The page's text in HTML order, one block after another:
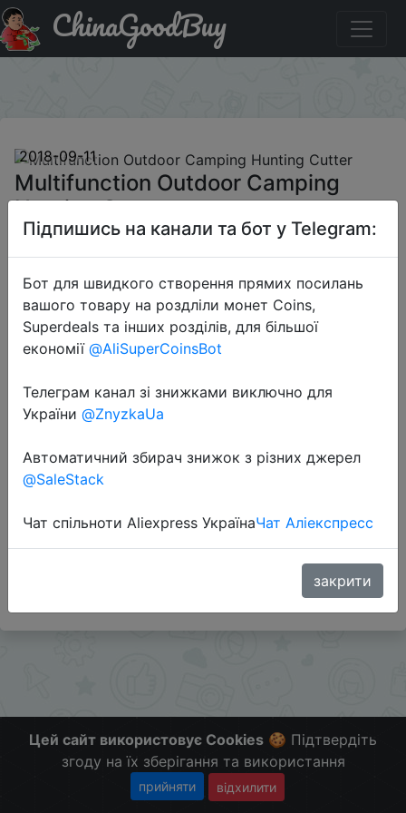
Придбати по акціи Multifunction Outdoor Camping
Hunting CutterChinaGoodBuy
2018-09-11
Multifunction Outdoor Camping
Hunting Cutter
$4.99
Sale
Слідкуйте за знижками на мобільному, в телеграм
Цей сайт використовує Cookies 🍪 Підтвердіть
згоду на їх зберігання та використання
прийняти відхилити
Підпишись на канали та бот у Telegram:
Бот для швидкого створення прямих посилань
вашого товару на роздліли монет Coins,
Superdeals та інших розділів, для більшої
економії @AliSuperCoinsBot
Телеграм канал зі знижками виключно для
України @ZnyzkaUa
Автоматичний збирач знижок з різних джерел
@SaleStack
Чат спільноти Aliexpress УкраїнаЧат Аліекспресс
закрити